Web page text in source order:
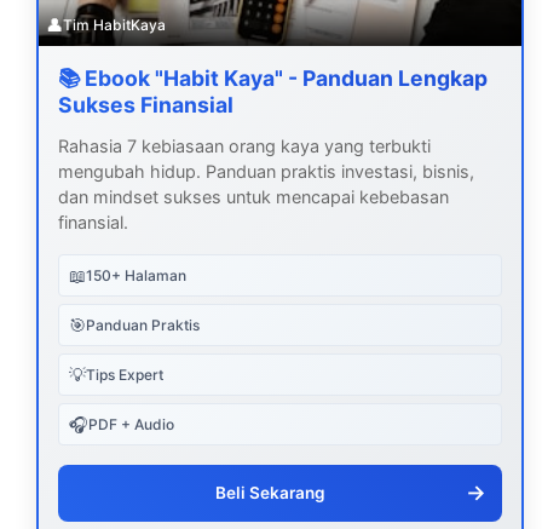
👤Tim HabitKaya
📚 Ebook "Habit Kaya" - Panduan Lengkap
Sukses Finansial
Rahasia 7 kebiasaan orang kaya yang terbukti
mengubah hidup. Panduan praktis investasi, bisnis,
dan mindset sukses untuk mencapai kebebasan
finansial.
📖150+ Halaman
🎯Panduan Praktis
💡Tips Expert
🎧PDF + Audio
Beli Sekarang →